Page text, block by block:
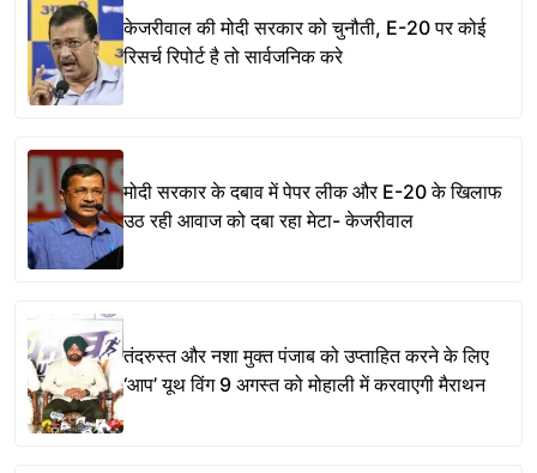
केजरीवाल की मोदी सरकार को चुनौती, E-20 पर कोई
रिसर्च रिपोर्ट है तो सार्वजनिक करे
मोदी सरकार के दबाव में पेपर लीक और E-20 के खिलाफ
उठ रही आवाज को दबा रहा मेटा- केजरीवाल
तंदरुस्त और नशा मुक्त पंजाब को उप्ताहित करने के लिए
‘आप’ यूथ विंग 9 अगस्त को मोहाली में करवाएगी मैराथन